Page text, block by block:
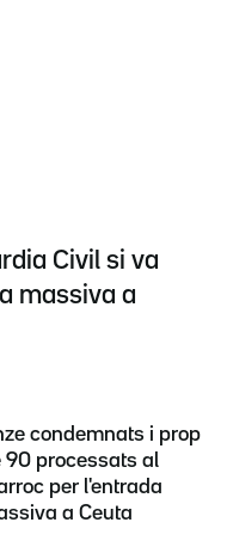
Civil si va
massiva a
condemnats i prop
90 processats al
per l'entrada
a Ceuta